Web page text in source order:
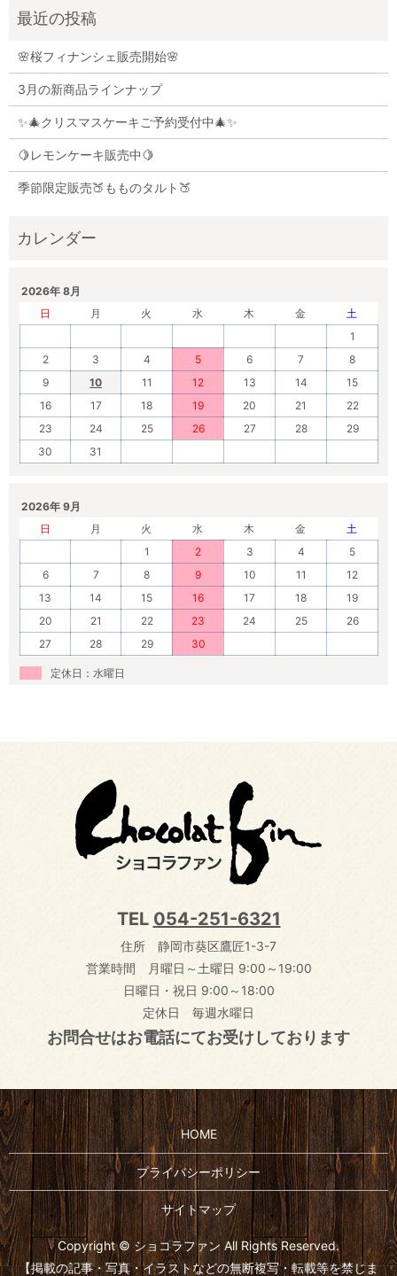
🌸桜フィナンシェ販売開始🌸
3月の新商品ラインナップ
✨🎄クリスマスケーキご予約受付中🎄✨
🍋レモンケーキ販売中🍋
季節限定販売🍑もものタルト🍑
2026年 8月
日
月 火 水 木 金
土
1
2
3 4 5 6 7
8
9
10 11 12 13 14
15
16
17 18 19 20 21
22
23
24 25 26 27 28
29
30
31
2026年 9月
日
月 火 水 木 金
土
1
2 3 4
5
6
7 8 9 10 11
12
13
14 15 16 17 18
19
20
21 22 23 24 25
26
27
28 29 30
定休日：水曜日
TEL 054-251-6321
住所 静岡市葵区鷹匠1-3-7
営業時間 月曜日～土曜日 9:00～19:00
日曜日・祝日 9:00～18:00
定休日 毎週水曜日
お問合せはお電話にてお受けしております
HOME
プライバシーポリシー
サイトマップ
Copyright © ショコラファン All Rights Reserved.
【掲載の記事・写真・イラストなどの無断複写・転載等を禁じま